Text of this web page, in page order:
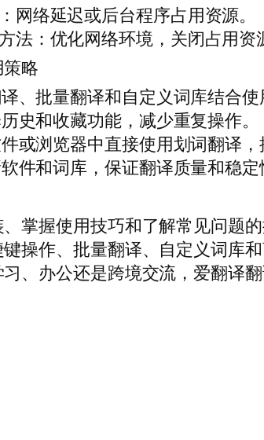
网络延迟或后台程序占用资源。
法：优化网络环境，关闭占用资
略
、批量翻译和自定义词库结合使
史和收藏功能，减少重复操作。
或浏览器中直接使用划词翻译，
件和词库，保证翻译质量和稳定
掌握使用技巧和了解常见问题
操作、批量翻译、自定义词库
、办公还是跨境交流，爱翻译翻